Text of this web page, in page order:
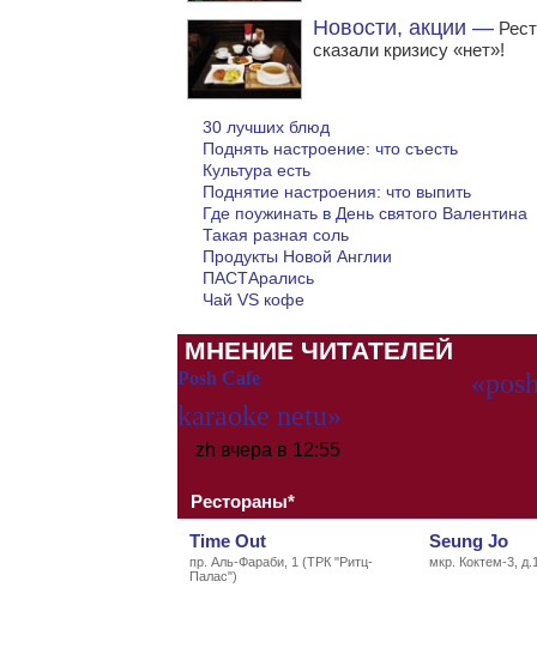
Новости, акции —
сказали кризису «нет»!
30 лучших блюд
Поднять настроение: что съесть
Культура есть
Поднятие настроения: что выпить
Где поужинать в День святого Валентина
Такая разная соль
Продукты Новой Англии
ПАСТАрались
Чай VS кофе
МНЕНИЕ ЧИТАТЕЛЕЙ
Posh Cafe
karaoke netu»
zh вчера в 12:55
Рестораны*
Time Out
пр. Аль-Фараби, 1 (ТРК "Ритц-
Палас")
Seung Jo
мкр. Коктем-3,